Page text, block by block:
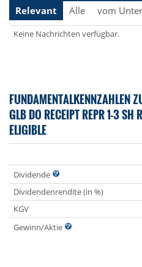
Relevant
Alle vom
Keine Nachrichten verfügbar.
FUNDAMENTALKENNZAHLEN
GLB DO RECEIPT REPR 1-3 SH
ELIGIBLE
Dividende
Dividendenrendite (in %)
KGV
Gewinn/Aktie